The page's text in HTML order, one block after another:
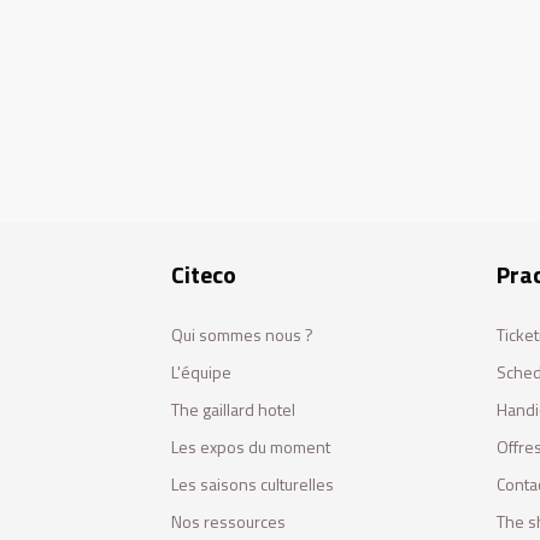
Citeco
Qui sommes nous ?
L'équipe
The gaillard hotel
Les expos du moment
Les saisons culturelles
Nos ressources
The